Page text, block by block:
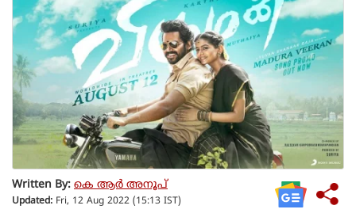
Written By: കെ ആര്‍ അനൂപ്
Updated: Fri, 12 Aug 2022 (15:13 IST)